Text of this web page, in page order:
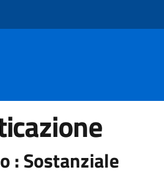
: Sostanziale